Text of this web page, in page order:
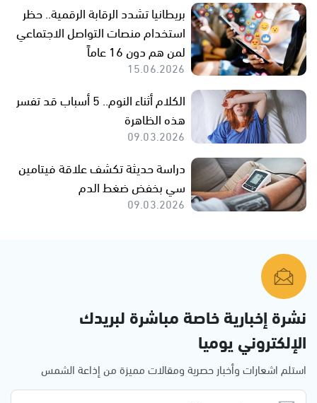
بريطانيا تشدد الرقابة الرقمية.. حظر
استخدام منصات التواصل الاجتماعي
لمن هم دون 16 عاماً
15.06.2026
الكلام أثناء النوم.. 5 أسباب قد تفسر
هذه الظاهرة
09.03.2026
دراسة حديثة تكشف علاقة فيتامين
سي بخفض ضغط الدم
09.03.2026
نشرة إخبارية خاصة مباشرة لبريدك
الإلكتروني يوميا
استلم اشعارات وأخبار حصرية ومقالات مميزة من إذاعة الشمس